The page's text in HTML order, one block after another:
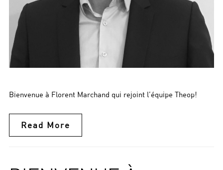
Bienvenue à Florent Marchand qui rejoint l’équipe Theop!
Read More